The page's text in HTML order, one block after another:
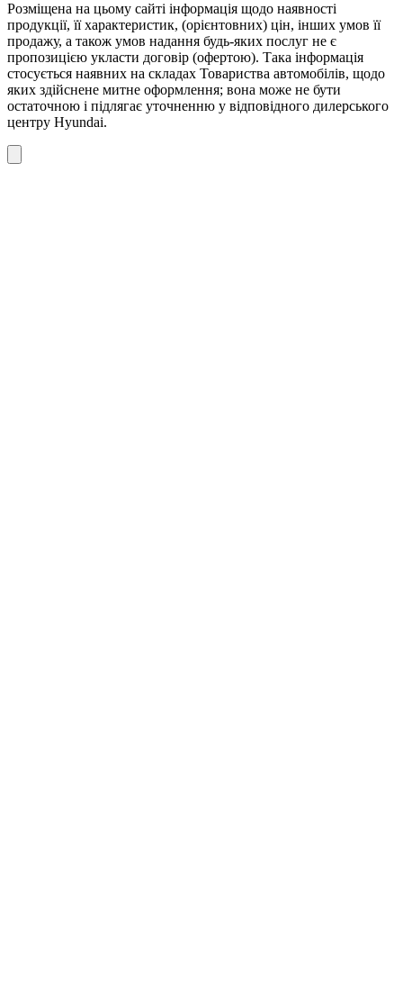
Розміщена на цьому сайті інформація щодо наявності
продукції, її характеристик, (орієнтовних) цін, інших умов її
продажу, а також умов надання будь-яких послуг не є
пропозицією укласти договір (офертою). Така інформація
стосується наявних на складах Товариства автомобілів, щодо
яких здійснене митне оформлення; вона може не бути
остаточною і підлягає уточненню у відповідного дилерського
центру Hyundai.